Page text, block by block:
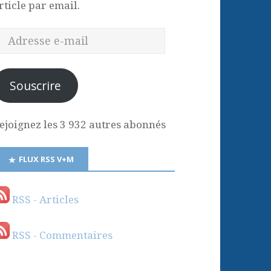
par email.
Souscrire
les 3 932 autres abonnés
FLUX RSS V+M
RSS - Articles
RSS - Commentaires